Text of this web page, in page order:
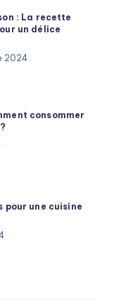
: La recette
un délice
2024
consommer
pour une cuisine